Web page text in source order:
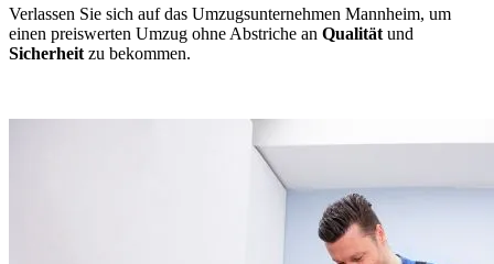
Verlassen Sie sich auf das Umzugsunternehmen Mannheim, um
einen preiswerten Umzug ohne Abstriche an Qualität und
Sicherheit zu bekommen.